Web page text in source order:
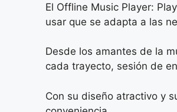
El Offline Music Player:
usar que se adapta a las
Desde los amantes de la
cada trayecto, sesión de
Con su diseño atractivo y